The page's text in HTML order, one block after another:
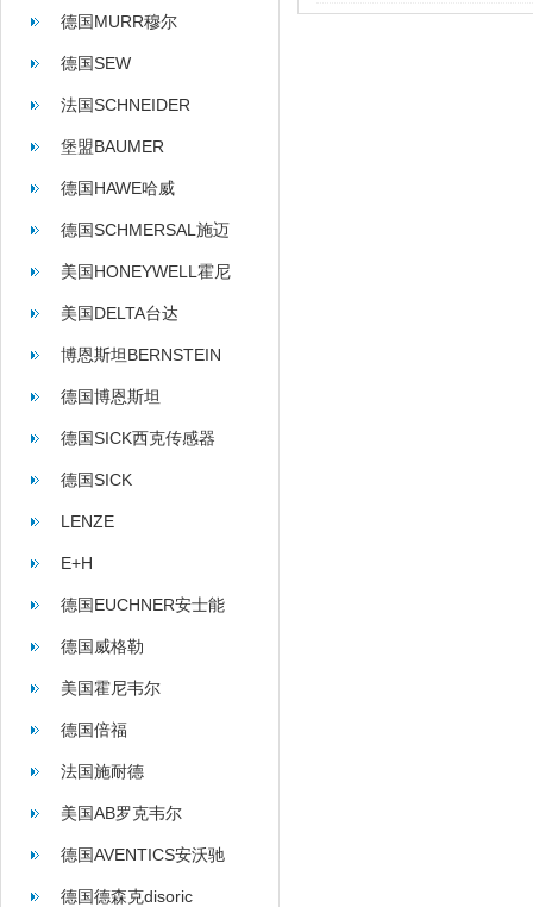
CONTACT
德国MURR穆尔
德国SEW
法国SCHNEIDER
堡盟BAUMER
德国HAWE哈威
德国SCHMERSAL施迈
赛
美国HONEYWELL霍尼
韦尔
美国DELTA台达
博恩斯坦BERNSTEIN
德国博恩斯坦
BERNSTEIN
德国SICK西克传感器
德国SICK
LENZE
E+H
德国EUCHNER安士能
德国威格勒
美国霍尼韦尔
德国倍福
法国施耐德
美国AB罗克韦尔
德国AVENTICS安沃驰
德国德森克disoric